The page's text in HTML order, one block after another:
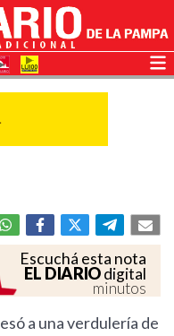
Escuchá esta nota
EL DIARIOdigital
minutos
a una verdulería de